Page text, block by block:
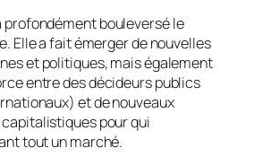
bouleversé le
Elle a fait émerger de nouvelles
et politiques, mais également
entre des décideurs publics
et de nouveaux
pour qui
tout un marché.